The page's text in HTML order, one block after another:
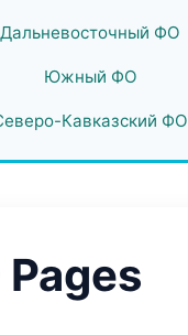
Дальневосточный ФО
Южный ФО
Кавказский ФО